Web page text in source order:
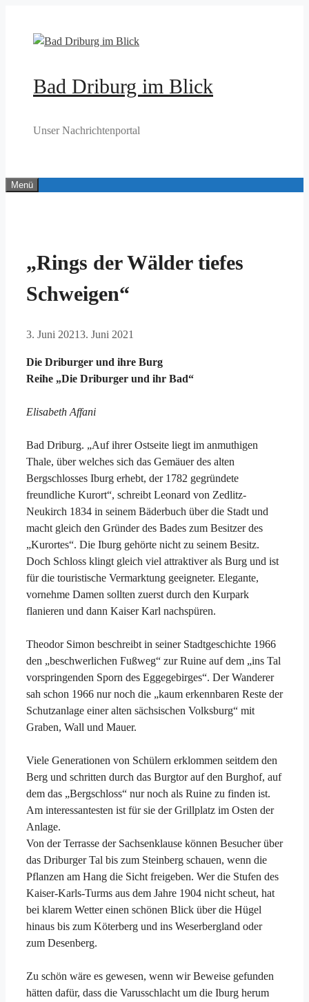
springen
Bad Driburg im Blick
Unser Nachrichtenportal
Menü
„Rings der Wälder tiefes
Schweigen“
3. Juni 20213. Juni 2021
Die Driburger und ihre Burg
Reihe „Die Driburger und ihr Bad“
Elisabeth Affani
Bad Driburg. „Auf ihrer Ostseite liegt im anmuthigen
Thale, über welches sich das Gemäuer des alten
Bergschlosses Iburg erhebt, der 1782 gegründete
freundliche Kurort“, schreibt Leonard von Zedlitz-
Neukirch 1834 in seinem Bäderbuch über die Stadt und
macht gleich den Gründer des Bades zum Besitzer des
„Kurortes“. Die Iburg gehörte nicht zu seinem Besitz.
Doch Schloss klingt gleich viel attraktiver als Burg und ist
für die touristische Vermarktung geeigneter. Elegante,
vornehme Damen sollten zuerst durch den Kurpark
flanieren und dann Kaiser Karl nachspüren.
Theodor Simon beschreibt in seiner Stadtgeschichte 1966
den „beschwerlichen Fußweg“ zur Ruine auf dem „ins Tal
vorspringenden Sporn des Eggegebirges“. Der Wanderer
sah schon 1966 nur noch die „kaum erkennbaren Reste der
Schutzanlage einer alten sächsischen Volksburg“ mit
Graben, Wall und Mauer.
Viele Generationen von Schülern erklommen seitdem den
Berg und schritten durch das Burgtor auf den Burghof, auf
dem das „Bergschloss“ nur noch als Ruine zu finden ist.
Am interessantesten ist für sie der Grillplatz im Osten der
Anlage.
Von der Terrasse der Sachsenklause können Besucher über
das Driburger Tal bis zum Steinberg schauen, wenn die
Pflanzen am Hang die Sicht freigeben. Wer die Stufen des
Kaiser-Karls-Turms aus dem Jahre 1904 nicht scheut, hat
bei klarem Wetter einen schönen Blick über die Hügel
hinaus bis zum Köterberg und ins Weserbergland oder
zum Desenberg.
Zu schön wäre es gewesen, wenn wir Beweise gefunden
hätten dafür, dass die Varusschlacht um die Iburg herum